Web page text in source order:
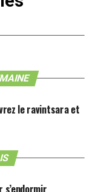
le ravintsara et
s’endormir